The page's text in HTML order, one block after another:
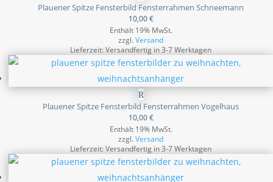
Plauener Spitze Fensterbild Fensterrahmen Schneemann
10,00€
Enthält 19% MwSt.
zzgl.Versand
Lieferzeit: Versandfertig in 3-7 Werktagen
Plauener Spitze Fensterbild Fensterrahmen Vogelhaus
10,00€
Enthält 19% MwSt.
zzgl.Versand
Lieferzeit: Versandfertig in 3-7 Werktagen